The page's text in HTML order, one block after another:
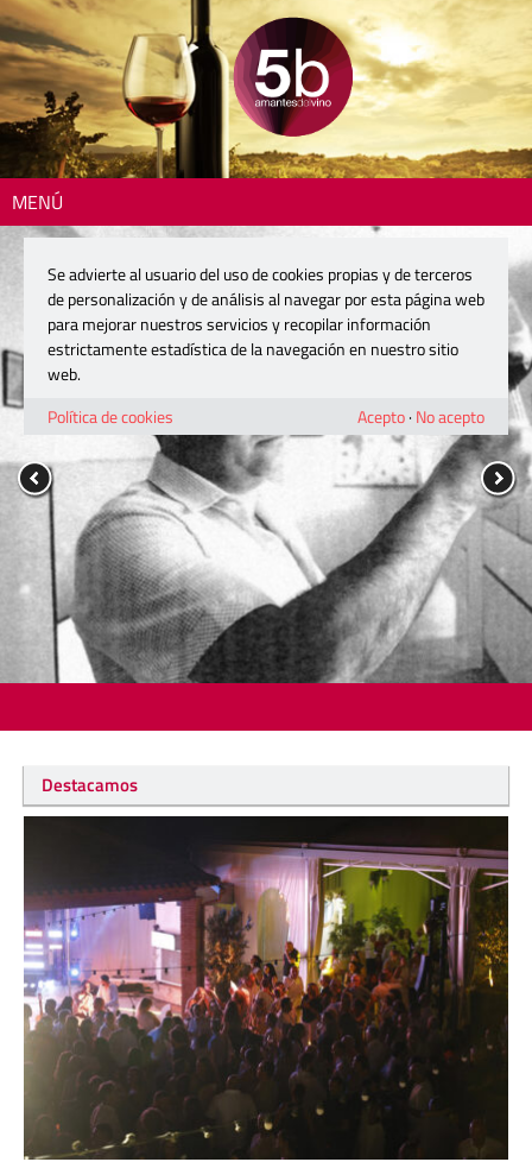
MENÚ
Destacamos
Se advierte al usuario del uso de cookies propias y de terceros
de personalización y de análisis al navegar por esta página web
para mejorar nuestros servicios y recopilar información
estrictamente estadística de la navegación en nuestro sitio
web.
Política de cookies
Acepto· No acepto